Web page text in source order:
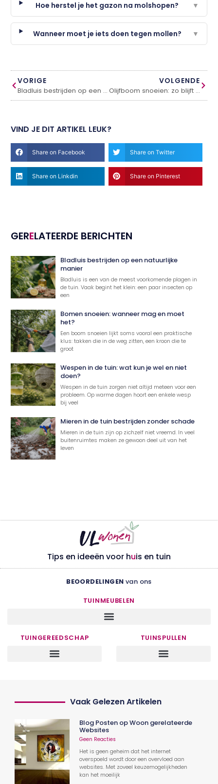
Hoe herstel je het gazon na molshopen? ▼
Wanneer moet je iets doen tegen mollen? ▼
VORIGE
Bladluis bestrijden op een natuurlijke manier
VOLGENDE
Olijfboom snoeien: zo blijft hij gezond
VIND JE DIT ARTIKEL LEUK?
Share on Facebook Share on Twitter
Share on Linkdin Share on Pinterest
GERELATEERDE BERICHTEN
Bladluis bestrijden op een natuurlijke
manier
Bladluis is een van de meest voorkomende plagen in
de tuin. Vaak begint het klein: een paar insecten op
een
Bomen snoeien: wanneer mag en moet
het?
Een boom snoeien lijkt soms vooral een praktische
klus: takken die in de weg zitten, een kroon die te
groot
Wespen in de tuin: wat kun je wel en niet
doen?
Wespen in de tuin zorgen niet altijd meteen voor een
probleem. Op warme dagen hoort een enkele wesp
bij veel
Mieren in de tuin bestrijden zonder schade
Mieren in de tuin zijn op zichzelf niet vreemd. In veel
buitenruimtes maken ze gewoon deel uit van het
leven
Tips en ideeën voor huis en tuin
BEOORDELINGEN van ons
TUINMEUBELEN
TUINGEREEDSCHAP TUINSPULLEN
Vaak Gelezen Artikelen
Blog Posten op Woon gerelateerde
Websites
Geen Reacties
Het is geen geheim dat het internet
overspoeld wordt door een overvloed aan
websites. Met zoveel keuzemogelijkheden
kan het moeilijk